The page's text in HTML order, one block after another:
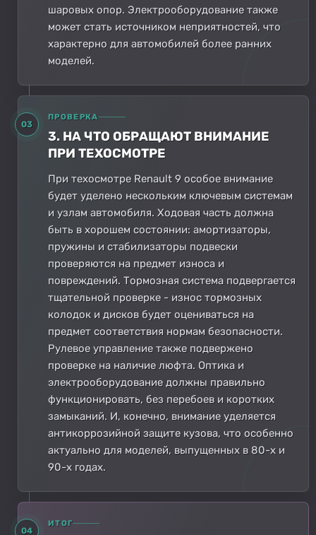
шаровых опор. Электрооборудование также
может стать источником неприятностей, что
характерно для автомобилей более ранних
моделей.
03
ПРОВЕРКА
3. НА ЧТО ОБРАЩАЮТ ВНИМАНИЕ
ПРИ ТЕХОСМОТРЕ
При техосмотре Renault 9 особое внимание
будет уделено нескольким ключевым системам
и узлам автомобиля. Ходовая часть должна
быть в хорошем состоянии: амортизаторы,
пружины и стабилизаторы подвески
проверяются на предмет износа и
повреждений. Тормозная система подвергается
тщательной проверке - износ тормозных
колодок и дисков будет оцениваться на
предмет соответствия нормам безопасности.
Рулевое управление также подвержено
проверке на наличие люфта. Оптика и
электрооборудование должны правильно
функционировать, без перебоев и коротких
замыканий. И, конечно, внимание уделяется
антикоррозийной защите кузова, что особенно
актуально для моделей, выпущенных в 80-х и
90-х годах.
04
ИТОГ